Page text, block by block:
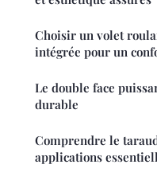
Choisir un volet
intégrée pour un
Le double face
durable
Comprendre le
applications